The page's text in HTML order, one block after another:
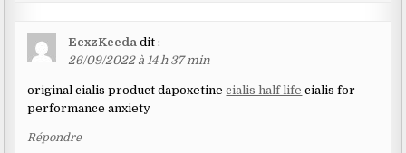
EcxzKeeda dit :
26/09/2022 à 14 h 37 min
original cialis product dapoxetinecialis half life cialis for
performance anxiety
Répondre